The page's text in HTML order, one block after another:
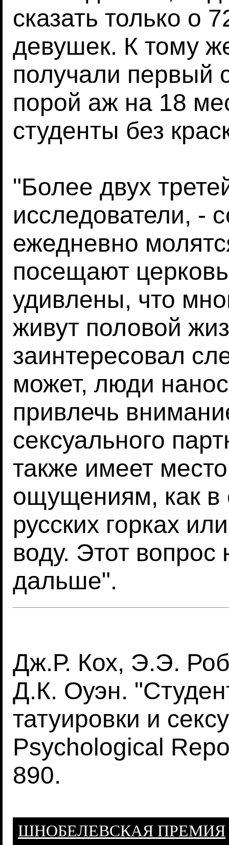
сказать только о
девушек. К тому
получали первый
порой аж на 18
студенты без
"Более двух
исследователи, -
ежедневно
посещают
удивлены, что
живут половой
заинтересовал
может, люди
привлечь
сексуального
также имеет
ощущениям, как в
русских горках
воду. Этот
дальше".
Дж.Р. Кох, Э.Э.
Д.К. Оуэн.
татуировки и
Psychological
890.
ШНОБЕЛЕВСКАЯ ПРЕМИЯ